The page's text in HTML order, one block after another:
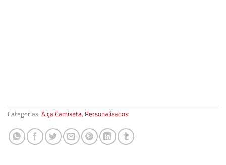
Categorias: Alça Camiseta, Personalizados